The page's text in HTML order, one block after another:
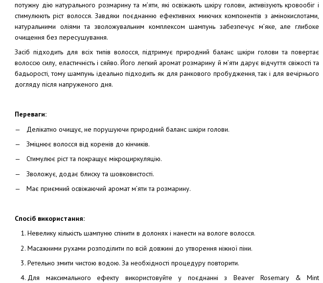
потужну дію натурального розмарину та м’яти, які освіжають шкіру голови, активізують кровообіг і
стимулюють ріст волосся. Завдяки поєднанню ефективних миючих компонентів з амінокислотами,
натуральними оліями та зволожувальним комплексом шампунь забезпечує м’яке, але глибоке
очищення без пересушування.
Засіб підходить для всіх типів волосся, підтримує природний баланс шкіри голови та повертає
волоссю силу, еластичність і сяйво. Його легкий аромат розмарину й м’яти дарує відчуття свіжості та
бадьорості, тому шампунь ідеально підходить як для ранкового пробудження, так і для вечірнього
догляду після напруженого дня.
Переваги:
Делікатно очищує, не порушуючи природний баланс шкіри голови.
Зміцнює волосся від коренів до кінчиків.
Стимулює ріст та покращує мікроциркуляцію.
Зволожує, додає блиску та шовковистості.
Має приємний освіжаючий аромат м’яти та розмарину.
Спосіб використання:
Невелику кількість шампуню спінити в долонях і нанести на вологе волосся.
Масажними рухами розподілити по всій довжині до утворення ніжної піни.
Ретельно змити чистою водою. За необхідності процедуру повторити.
Для максимального ефекту використовуйте у поєднанні з Beaver Rosemary & Mint